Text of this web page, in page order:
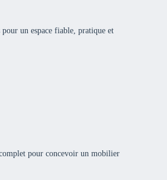
un espace fiable, pratique et
pour concevoir un mobilier